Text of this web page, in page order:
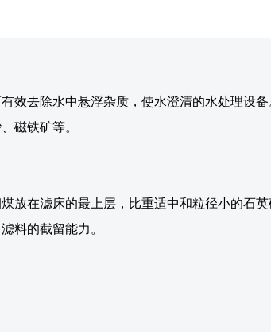
去除水中悬浮杂质，使水澄清的水处理设
磁铁矿等。
放在滤床的最上层，比重适中和粒径小的石
料的截留能力。